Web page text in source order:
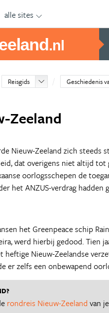
alle sites
.nl
Reisgids Geschiedenis
Zeeland
Nieuw-Zeeland zich steeds
dat overigens niet altijd
oorlogsschepen de
het ANZUS-verdrag
het Greenpeace schip
werd hierbij gedood. Tien
heftige Nieuw-Zeelandse
er zelfs een onbewapend
rondreis Nieuw-Zeeland van